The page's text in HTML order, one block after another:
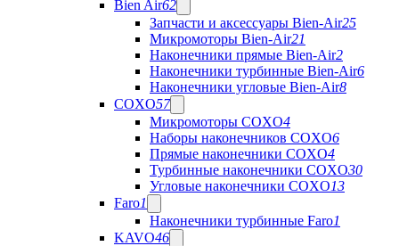
Bien Air62
Запчасти и аксессуары Bien-Air25
Микромоторы Bien-Air21
Наконечники прямые Bien-Air2
Наконечники турбинные Bien-Air6
Наконечники угловые Bien-Air8
COXO57
Микромоторы COXO4
Наборы наконечников COXO6
Прямые наконечники COXO4
Турбинные наконечники COXO30
Угловые наконечники COXO13
Faro1
Наконечники турбинные Faro1
KAVO46